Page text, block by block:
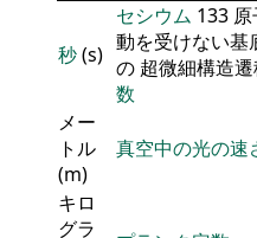
秒(s)
セシウム 133
動を受けない基
の 超微細構造遷
数
メー
トル
(m)
真空中の光の速
キロ
グラ